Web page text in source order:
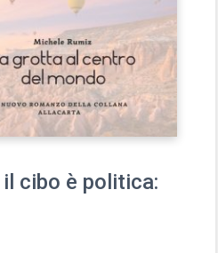
cibo è politica: